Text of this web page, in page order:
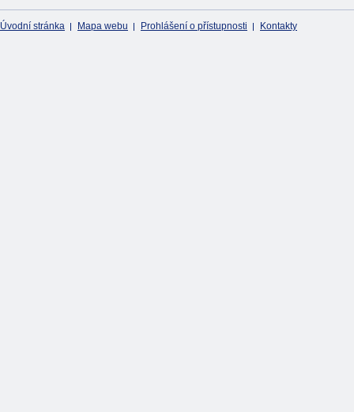
Úvodní stránka Mapa webu Prohlášení o přístupnosti Kontakty